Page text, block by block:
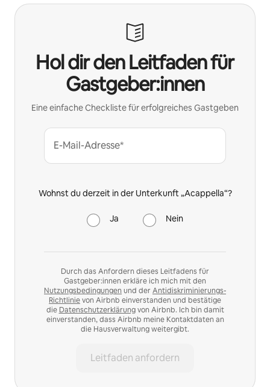
Hol dir den Leitfaden für
Gastgeber:innen
Eine einfache Checkliste für erfolgreiches Gastgeben
E-Mail-Adresse*
Wohnst du derzeit in der Unterkunft „Acappella“?
Ja Nein
Durch das Anfordern dieses Leitfadens für
Gastgeber:innen erkläre ich mich mit den
Nutzungsbedingungen und der Antidiskriminierungs-
Richtlinievon Airbnb einverstanden und bestätige
die Datenschutzerklärungvon Airbnb. Ich bin damit
einverstanden, dass Airbnb meine Kontaktdaten an
die Hausverwaltung weitergibt.
Leitfaden anfordern